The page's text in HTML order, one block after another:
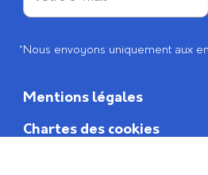
*Nous envoyons uniquement aux
Mentions légales
Chartes des cookies